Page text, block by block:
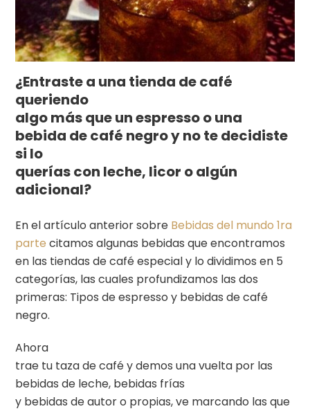
¿Entraste a una tienda de café
queriendo
algo más que un espresso o una
bebida de café negro y no te decidiste
si lo
querías con leche, licor o algún
adicional?
En el artículo anterior sobre Bebidas del mundo 1ra
parte citamos algunas bebidas que encontramos
en las tiendas de café especial y lo dividimos en 5
categorías, las cuales profundizamos las dos
primeras: Tipos de espresso y bebidas de café
negro.
Ahora
trae tu taza de café y demos una vuelta por las
bebidas de leche, bebidas frías
y bebidas de autor o propias, ve marcando las que